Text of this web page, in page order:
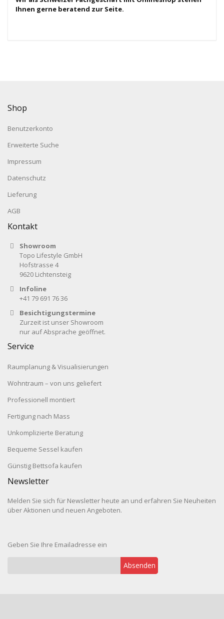
Ihnen gerne beratend zur Seite.
Shop
Benutzerkonto
Erweiterte Suche
Impressum
Datenschutz
Lieferung
AGB
Kontakt
Showroom
Topo Lifestyle GmbH
Hofstrasse 4
9620 Lichtensteig
Infoline
+41 79 691 76 36
Besichtigungstermine
Zurzeit ist unser Showroom
nur auf Absprache geöffnet.
Service
Raumplanung & Visualisierungen
Wohntraum – von uns geliefert
Professionell montiert
Fertigung nach Mass
Unkomplizierte Beratung
Bequeme Sessel kaufen
Günstig Bettsofa kaufen
Newsletter
Melden Sie sich für Newsletter heute an und erfahren Sie Neuheiten
über Aktionen und neuen Angeboten.
Geben Sie Ihre Emailadresse ein
Absenden